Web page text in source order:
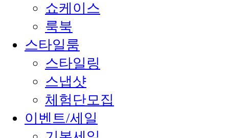
쇼케이스
룩북
스타일룸
스타일링
스냅샷
체험단모집
이벤트/세일